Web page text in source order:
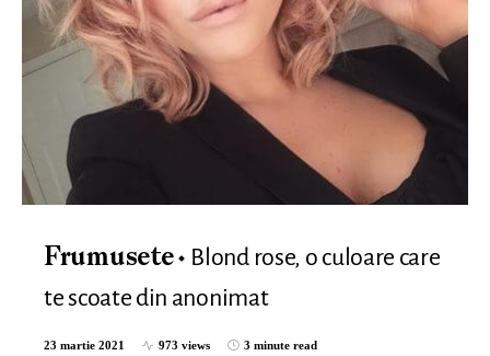
Frumusete
Blond rose, o culoare care
te scoate din anonimat
23 martie 2021 973 views 3 minute read